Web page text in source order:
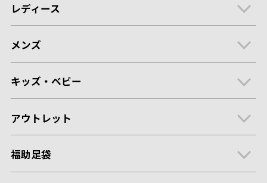
レディース
メンズ
キッズ・ベビー
アウトレット
福助足袋